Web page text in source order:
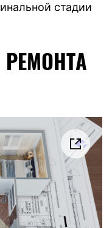
стадии